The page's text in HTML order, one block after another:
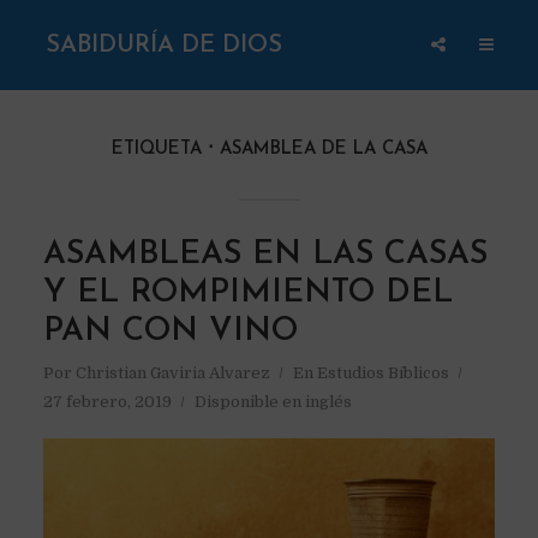
SABIDURÍA DE DIOS
ETIQUETA ASAMBLEA DE LA CASA
ASAMBLEAS EN LAS CASAS
Y EL ROMPIMIENTO DEL
PAN CON VINO
Por Christian Gaviria Alvarez En Estudios Bíblicos
27 febrero, 2019
Disponible en inglés